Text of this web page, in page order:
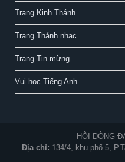
Trang Kinh Thánh
Trang Thánh nhạc
Trang Tin mừng
Vui học Tiếng Anh
HỘI DÒNG
Địa chỉ: 134/4, khu phố 5,